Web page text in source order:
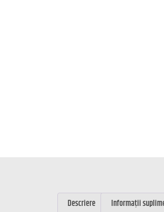
Descriere Informații